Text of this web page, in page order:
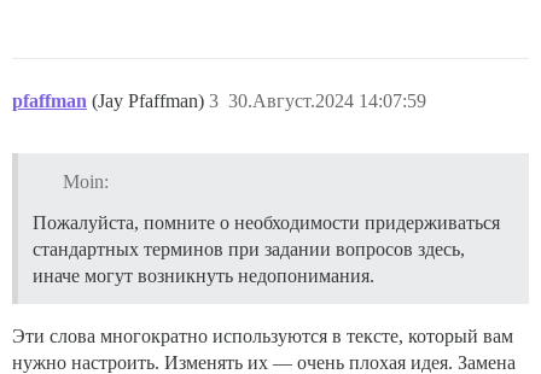
pfaffman (Jay Pfaffman) 30.Август.2024 14:07:59
3
Moin:
Пожалуйста, помните о необходимости придерживаться
стандартных терминов при задании вопросов здесь,
иначе могут возникнуть недопонимания.
Эти слова многократно используются в тексте, который вам
нужно настроить. Изменять их — очень плохая идея. Замена